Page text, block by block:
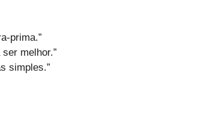
prima.”
melhor.”
simples.”